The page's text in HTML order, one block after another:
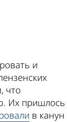
и
что
Их пришлось
в канун